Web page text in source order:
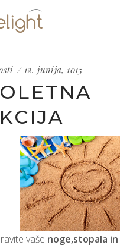
12. junija, 1015
vaše noge,stopala